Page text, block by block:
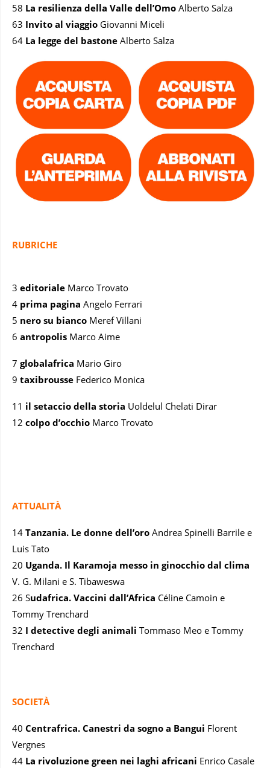
58 La resilienza della Valle dell’Omo Alberto Salza
63 Invito al viaggio Giovanni Miceli
64 La legge del bastone Alberto Salza
RUBRICHE
3 editoriale Marco Trovato
4 prima pagina Angelo Ferrari
5 nero su bianco Meref Villani
6 antropolis Marco Aime
7 globalafrica Mario Giro
9 taxibrousse Federico Monica
11 il setaccio della storia Uoldelul Chelati Dirar
12 colpo d’occhio Marco Trovato
ATTUALITÀ
14 Tanzania. Le donne dell’oro Andrea Spinelli Barrile e
Luis Tato
20 Uganda. Il Karamoja messo in ginocchio dal clima
V. G. Milani e S. Tibaweswa
26 Sudafrica. Vaccini dall’Africa Céline Camoin e
Tommy Trenchard
32 I detective degli animali Tommaso Meo e Tommy
Trenchard
SOCIETÀ
40 Centrafrica. Canestri da sogno a Bangui Florent
Vergnes
44 La rivoluzione green nei laghi africani Enrico Casale